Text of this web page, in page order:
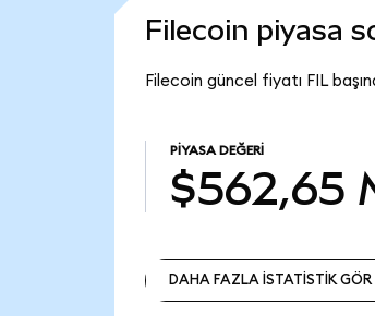
Filecoin piyasa
Filecoin güncel fiyatı FIL
PIYASA DEĞERI
$562,65
DAHA FAZLA İSTATİSTİK GÖR